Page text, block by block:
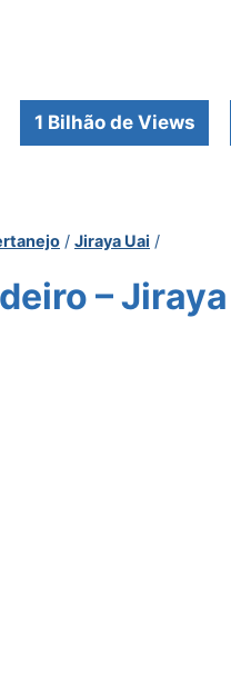
1 Bilhão de Views
/ Jiraya Uai /
–